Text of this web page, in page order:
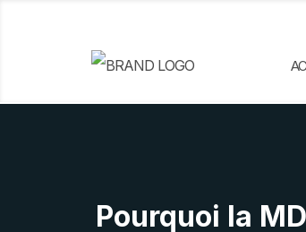
Pourquoi la